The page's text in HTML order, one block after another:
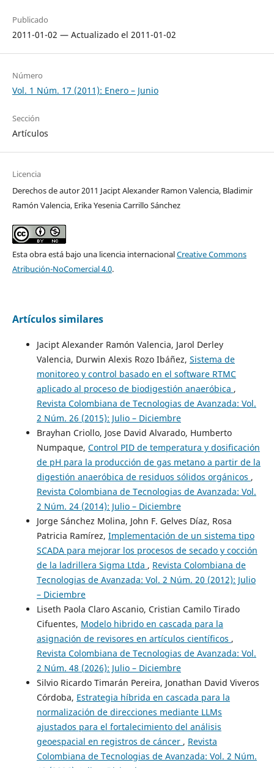
Publicado
2011-01-02 — Actualizado el 2011-01-02
Número
Vol. 1 Núm. 17 (2011): Enero – Junio
Sección
Artículos
Licencia
Derechos de autor 2011 Jacipt Alexander Ramon Valencia, Bladimir
Ramón Valencia, Erika Yesenia Carrillo Sánchez
Esta obra está bajo una licencia internacionalCreative Commons
Atribución-NoComercial 4.0.
Artículos similares
Jacipt Alexander Ramón Valencia, Jarol Derley
Valencia, Durwin Alexis Rozo Ibáñez, Sistema de
monitoreo y control basado en el software RTMC
aplicado al proceso de biodigestión anaeróbica ,
Revista Colombiana de Tecnologias de Avanzada: Vol.
2 Núm. 26 (2015): Julio – Diciembre
Brayhan Criollo, Jose David Alvarado, Humberto
Numpaque, Control PID de temperatura y dosificación
de pH para la producción de gas metano a partir de la
digestión anaeróbica de residuos sólidos orgánicos ,
Revista Colombiana de Tecnologias de Avanzada: Vol.
2 Núm. 24 (2014): Julio – Diciembre
Jorge Sánchez Molina, John F. Gelves Díaz, Rosa
Patricia Ramírez, Implementación de un sistema tipo
SCADA para mejorar los procesos de secado y cocción
de la ladrillera Sigma Ltda , Revista Colombiana de
Tecnologias de Avanzada: Vol. 2 Núm. 20 (2012): Julio
– Diciembre
Liseth Paola Claro Ascanio, Cristian Camilo Tirado
Cifuentes, Modelo hibrido en cascada para la
asignación de revisores en artículos científicos ,
Revista Colombiana de Tecnologias de Avanzada: Vol.
2 Núm. 48 (2026): Julio – Diciembre
Silvio Ricardo Timarán Pereira, Jonathan David Viveros
Córdoba, Estrategia híbrida en cascada para la
normalización de direcciones mediante LLMs
ajustados para el fortalecimiento del análisis
geoespacial en registros de cáncer , Revista
Colombiana de Tecnologias de Avanzada: Vol. 2 Núm.